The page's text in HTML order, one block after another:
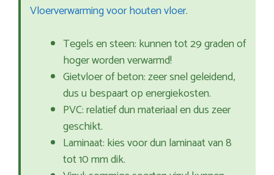
Vloerverwarming voor houten vloer.
Tegels en steen: kunnen tot 29 graden of
hoger worden verwarmd!
Gietvloer of beton: zeer snel geleidend,
dus u bespaart op energiekosten.
PVC: relatief dun materiaal en dus zeer
geschikt.
Laminaat: kies voor dun laminaat van 8
tot 10 mm dik.